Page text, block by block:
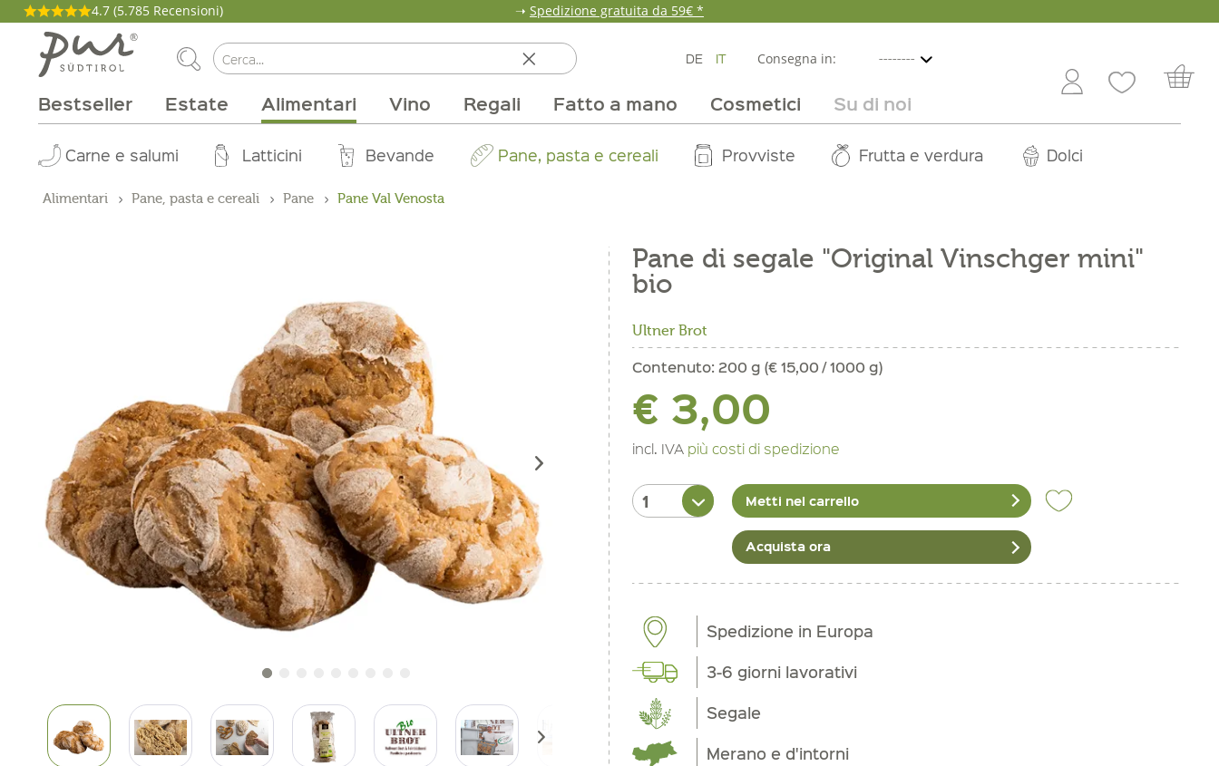
4.7 (5.785 Recensioni) ➝ Spedizione gratuita da 59€ *
DE IT Consegna in:
Bestseller Estate Alimentari Vino Regali Fatto a mano Cosmetici Su di noi
Aperitivo Brunch Per la grigliata Mondo delle fragole Mondo delle albicocche
Carne e salumi Latticini Bevande Pane, pasta e cereali Provviste Frutta e verdura Dolci
Tipi di vino Vitigni Zone vinicole Occasione Selezioni vino Vini in offerta
Pacchetti Abo Box Buono online Borse e confezioni
Cucina Casa Cirmolo
Salute e bellezza Tinture Profumi & fragranze
La nostra filosofia Magazine Produttori Team Nostri mercati Pur Exclusive Online Rivenditori Service Carriera
Alimentari Pane, pasta e cereali Pane Pane Val Venosta
Pane di segale "Original Vinschger mini"
bio
Ultner Brot
Contenuto:200 g (€ 15,00 / 1000 g)
€ 3,00
incl. IVA più costi di spedizione
Metti nel carrello
Acquista ora
Spedizione in Europa
3-6 giorni lavorativi
Segale
Merano e d'intorni